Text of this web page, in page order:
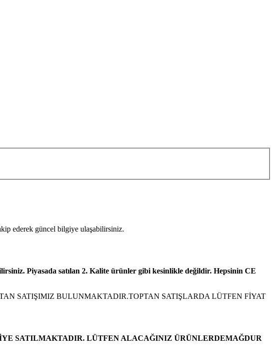
ederek güncel bilgiye ulaşabilirsiniz.
Piyasada satılan 2. Kalite ürünler gibi kesinlikle değildir. Hepsinin CE
SATIŞIMIZ BULUNMAKTADIR.TOPTAN SATIŞLARDA LÜTFEN FİYAT
SATILMAKTADIR. LÜTFEN ALACAĞINIZ ÜRÜNLERDEMAĞDUR